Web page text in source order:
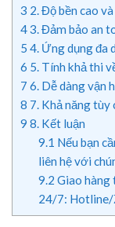
3 2. Độ bền cao
43. Đảm bảo an
5 4. Ứng dụng đa
6 5. Tính khả thi
7 6. Dễ dàng vận
8 7. Khả năng tùy
9 8. Kết luận
9.1 Nếu bạn
liên hệ với
9.2 Giao hàng
24/7: Hotline/